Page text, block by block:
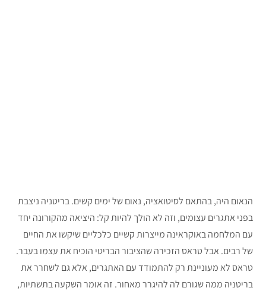
הנאום היה, בהתאם לסיטואציה, נאום של ימים קשים. בריטניה ניצבת
בפני אתגרים עצומים, וזה לא הולך להיות קל: היציאה מהקורונה יחד
עם המלחמה באוקראינה מייצרות קשיים כלכליים שיקשו את החיים
של רבים. אבל טראס הזכירה שהציבור הבריטי הוכיח את עצמו בעבר.
טראס לא מעוניינת רק להתמודד עם האתגרים, אלא גם לשחרר את
בריטניה ממה שגורם לה להיגרר מאחור. זה אומר השקעה בתשתיות,